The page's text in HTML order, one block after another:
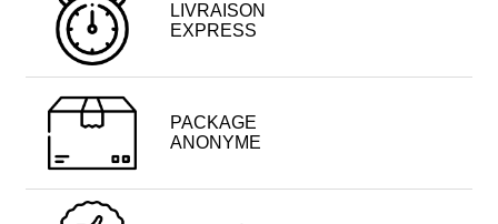
LIVRAISON
EXPRESS
PACKAGE
ANONYME